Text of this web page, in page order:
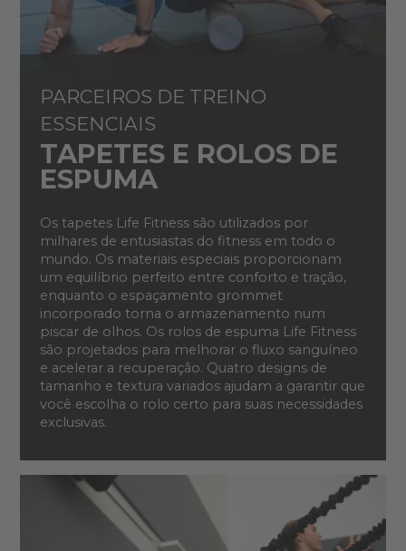
PARCEIROS DE TREINO
ESSENCIAIS
TAPETES E ROLOS DE
ESPUMA
Os tapetes Life Fitness são utilizados por
milhares de entusiastas do fitness em todo o
mundo. Os materiais especiais proporcionam
um equilíbrio perfeito entre conforto e tração,
enquanto o espaçamento grommet
incorporado torna o armazenamento num
piscar de olhos. Os rolos de espuma Life Fitness
são projetados para melhorar o fluxo sanguíneo
e acelerar a recuperação. Quatro designs de
tamanho e textura variados ajudam a garantir que
você escolha o rolo certo para suas necessidades
exclusivas.